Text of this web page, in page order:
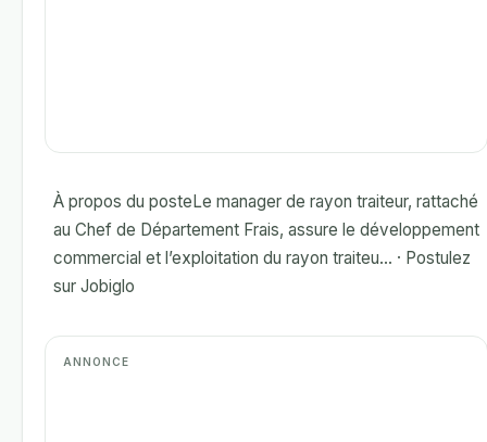
À propos du posteLe manager de rayon traiteur, rattaché
au Chef de Département Frais, assure le développement
commercial et l’exploitation du rayon traiteu... · Postulez
sur Jobiglo